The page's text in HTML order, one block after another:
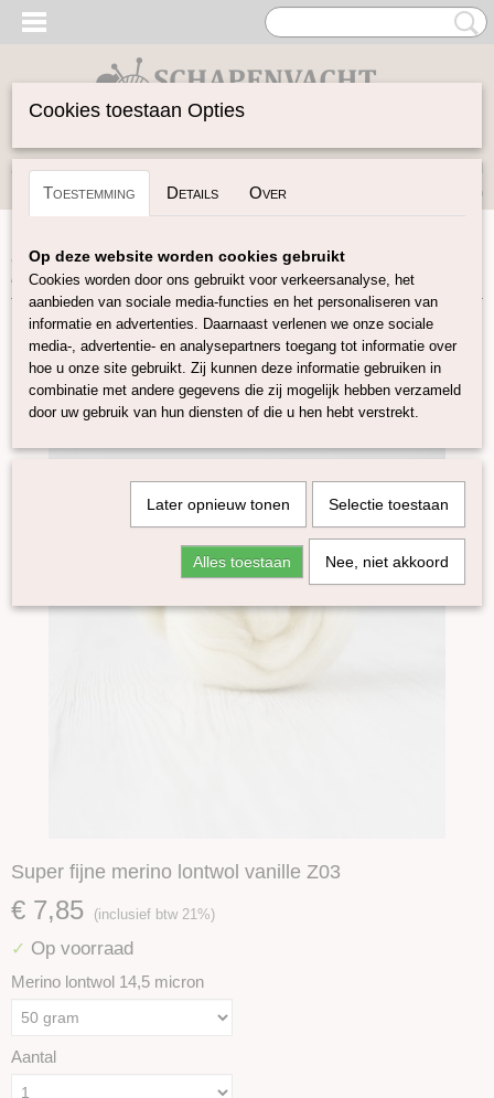
Inloggen Registreren
(0)
Home>Vilten>Lontwol gekleurd 14,5 mic
merino lontwol vanille Z03
Super fijne merino lontwol vanille Z03
€ 7,85 (inclusief btw 21%)
✓ Op voorraad
Merino lontwol 14,5 micron
Aantal
Cookies toestaan Opties
Toestemming Details Over
Op deze website worden cookies gebruikt
Cookies worden door ons gebruikt voor verkeersanalyse, het
aanbieden van sociale media-functies en het personaliseren van
informatie en advertenties. Daarnaast verlenen we onze sociale
media-, advertentie- en analysepartners toegang tot informatie over
hoe u onze site gebruikt. Zij kunnen deze informatie gebruiken in
combinatie met andere gegevens die zij mogelijk hebben verzameld
door uw gebruik van hun diensten of die u hen hebt verstrekt.
Later opnieuw tonen Selectie toestaan
Alles toestaan Nee, niet akkoord